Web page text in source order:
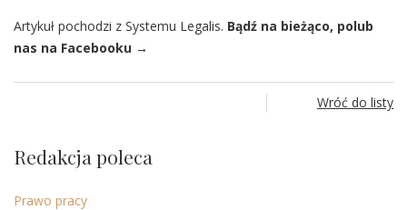
Artykuł pochodzi z Systemu Legalis. Bądź na bieżąco, polub
nas na Facebooku →
Wróć do listy
Redakcja poleca
Prawo pracy